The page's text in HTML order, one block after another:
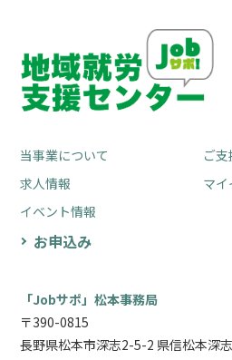
当事業について
ご
求人情報
マイ
イベント情報
お申込み
「Jobサポ」松本事務局
〒390-0815
長野県松本市深志2-5-2 県信松本深